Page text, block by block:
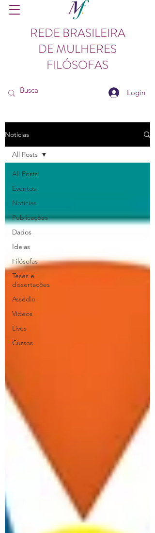
REDE BRASILEIRA
DE MULHERES
FILÓSOFAS
Login
Notícias
All Posts
Eventos
Notícias
Publicações
Dados
Ideias
Filósofas
Teses e
dissertações
Assédio
Vídeos
Lives
Cursos
All Posts